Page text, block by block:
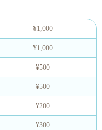
¥1,000
¥1,000
¥500
¥500
¥200
¥300